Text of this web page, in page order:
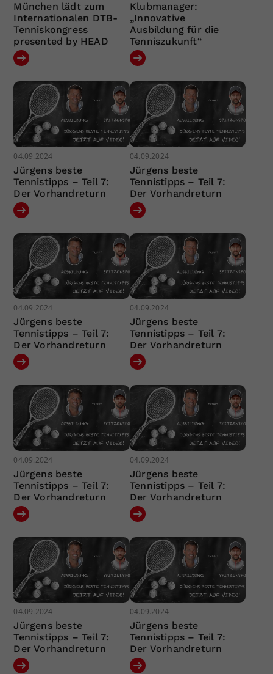
München lädt zum
Internationalen DTB-
Tenniskongress
presented by HEAD
Klubmanager:
„Innovative
Ausbildung für die
Tenniszukunft“
04.09.2024
Jürgens beste
Tennistipps – Teil 7:
Der Vorhandreturn
04.09.2024
Jürgens beste
Tennistipps – Teil 7:
Der Vorhandreturn
04.09.2024
Jürgens beste
Tennistipps – Teil 7:
Der Vorhandreturn
04.09.2024
Jürgens beste
Tennistipps – Teil 7:
Der Vorhandreturn
04.09.2024
Jürgens beste
Tennistipps – Teil 7:
Der Vorhandreturn
04.09.2024
Jürgens beste
Tennistipps – Teil 7:
Der Vorhandreturn
04.09.2024
Jürgens beste
Tennistipps – Teil 7:
Der Vorhandreturn
04.09.2024
Jürgens beste
Tennistipps – Teil 7:
Der Vorhandreturn